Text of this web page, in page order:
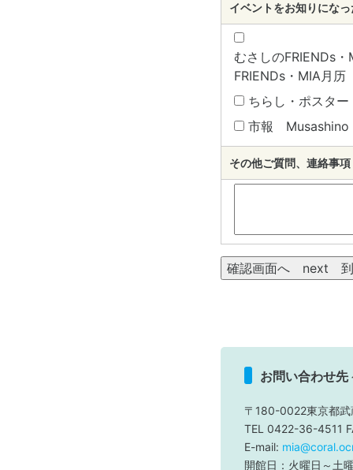
イベントをお知りにな
むさしのFRIENDs
FRIENDs・MIA月历
ちらし・ポスタ
市報
その他ご質問、連絡
お問い合わせ先
〒180-0022東京都
TEL 0422-36-4511
E-mail:
開館日：火曜日～土